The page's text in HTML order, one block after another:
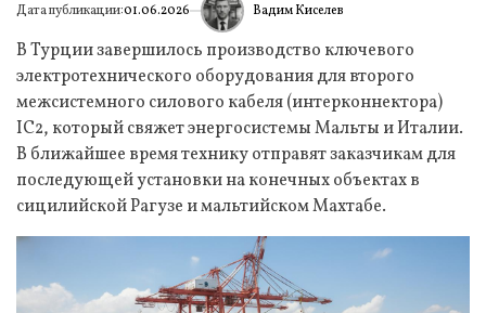
Дата публикации:01.06.2026 ИА Вадим Киселев
В Турции завершилось производство ключевого
электротехнического оборудования для второго
межсистемного силового кабеля (интерконнектора)
IC2, который свяжет энергосистемы Мальты и Италии.
В ближайшее время технику отправят заказчикам для
последующей установки на конечных объектах в
сицилийской Рагузе и мальтийском Махтабе.